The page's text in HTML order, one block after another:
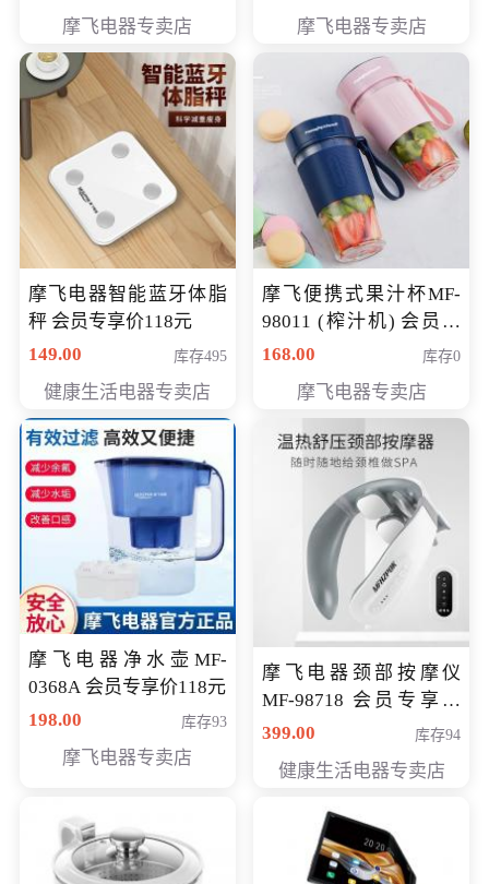
摩飞电器专卖店 摩飞电器专卖店
摩飞电器智能蓝牙体脂
秤 会员专享价118元
149.00
库存495
健康生活电器专卖店
摩飞便携式果汁杯MF-
98011 (榨汁机) 会员专
享价138元
168.00 库存0
摩飞电器专卖店
摩飞电器净水壶MF-
0368A 会员专享价118元
198.00
库存93
摩飞电器专卖店
摩飞电器颈部按摩仪
MF-98718 会员专享价
299元
399.00 库存94
健康生活电器专卖店